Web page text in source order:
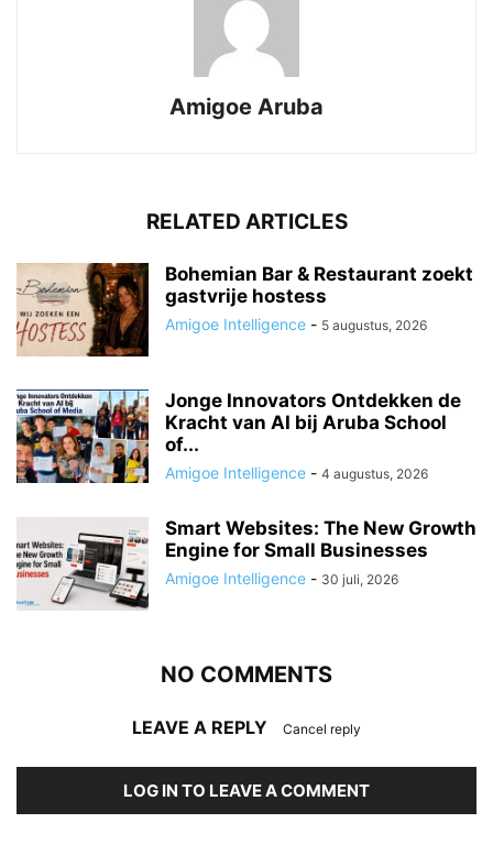
Amigoe Aruba
RELATED ARTICLES
Bohemian Bar & Restaurant zoekt
gastvrije hostess
Amigoe Intelligence - 5 augustus, 2026
Jonge Innovators Ontdekken de
Kracht van AI bij Aruba School
of...
Amigoe Intelligence - 4 augustus, 2026
Smart Websites: The New Growth
Engine for Small Businesses
Amigoe Intelligence - 30 juli, 2026
NO COMMENTS
LEAVE A REPLY Cancel reply
LOG IN TO LEAVE A COMMENT